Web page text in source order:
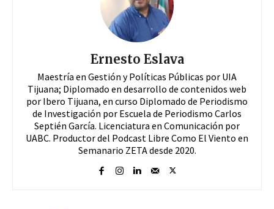
Ernesto Eslava
Maestría en Gestión y Políticas Públicas por UIA
Tijuana; Diplomado en desarrollo de contenidos web
por Ibero Tijuana, en curso Diplomado de Periodismo
de Investigación por Escuela de Periodismo Carlos
Septién García. Licenciatura en Comunicación por
UABC. Productor del Podcast Libre Como El Viento en
Semanario ZETA desde 2020.